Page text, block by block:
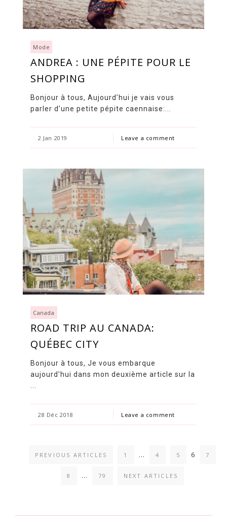
Mode
ANDREA : UNE PÉPITE POUR LE
SHOPPING
Bonjour à tous, Aujourd’hui je vais vous
parler d’une petite pépite caennaise:...
2 Jan 2019 Leave a comment
Canada
ROAD TRIP AU CANADA:
QUÉBEC CITY
Bonjour à tous, Je vous embarque
aujourd’hui dans mon deuxième article sur la
28 Déc 2018 Leave a comment
PREVIOUS ARTICLES 1 … 4 5 6 7
8 … 79 NEXT ARTICLES